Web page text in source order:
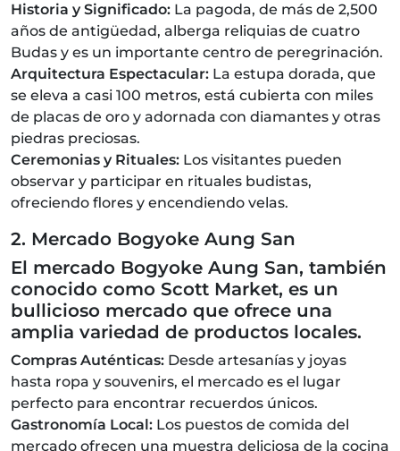
Historia y Significado: La pagoda, de más de 2,500
años de antigüedad, alberga reliquias de cuatro
Budas y es un importante centro de peregrinación.
Arquitectura Espectacular: La estupa dorada, que
se eleva a casi 100 metros, está cubierta con miles
de placas de oro y adornada con diamantes y otras
piedras preciosas.
Ceremonias y Rituales: Los visitantes pueden
observar y participar en rituales budistas,
ofreciendo flores y encendiendo velas.
2. Mercado Bogyoke Aung San
El mercado Bogyoke Aung San, también
conocido como Scott Market, es un
bullicioso mercado que ofrece una
amplia variedad de productos locales.
Compras Auténticas: Desde artesanías y joyas
hasta ropa y souvenirs, el mercado es el lugar
perfecto para encontrar recuerdos únicos.
Gastronomía Local: Los puestos de comida del
mercado ofrecen una muestra deliciosa de la cocina